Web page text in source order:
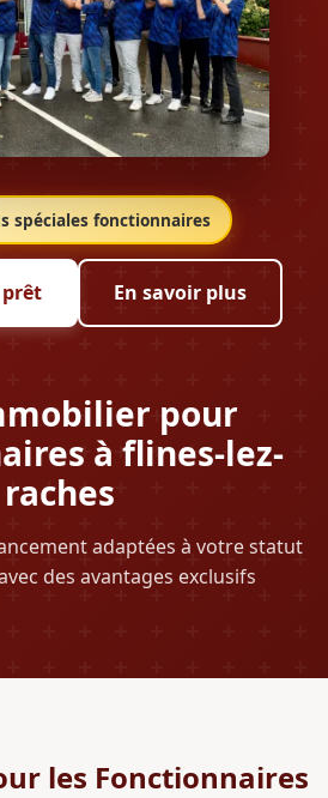
spéciales fonctionnaires
pour
à flines-lez-
raches
adaptées à votre statut
des avantages exclusifs
En savoir plus
les Fonctionnaires